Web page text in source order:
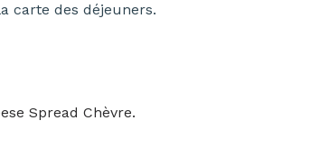
carte des déjeuners.
Spread Chèvre.